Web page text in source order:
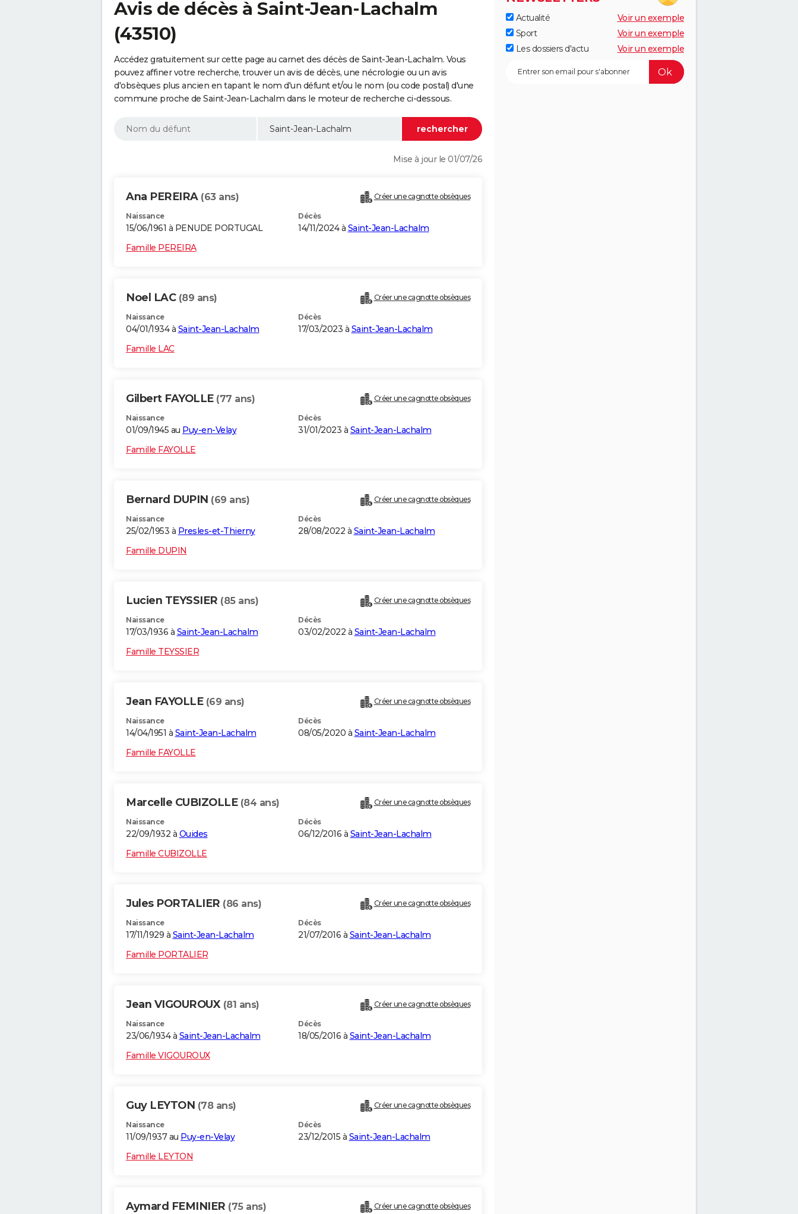
Avis de décès à Saint-Jean-Lachalm
(43510)
Accédez gratuitement sur cette page au carnet des décès de Saint-Jean-Lachalm. Vous
pouvez affiner votre recherche, trouver un avis de décès, une nécrologie ou un avis
d'obsèques plus ancien en tapant le nom d'un défunt et/ou le nom (ou code postal) d'une
commune proche de Saint-Jean-Lachalm dans le moteur de recherche ci-dessous.
Mise à jour le 01/07/26
Ana PEREIRA (63 ans) Créer une cagnotte obsèques
Naissance
15/06/1961 à PENUDE PORTUGAL
Décès
14/11/2024 à Saint-Jean-Lachalm
Famille PEREIRA
Noel LAC (89 ans) Créer une cagnotte obsèques
Naissance
04/01/1934 à Saint-Jean-Lachalm
Décès
17/03/2023 à Saint-Jean-Lachalm
Famille LAC
Gilbert FAYOLLE (77 ans) Créer une cagnotte obsèques
Naissance
01/09/1945 au Puy-en-Velay
Décès
31/01/2023 à Saint-Jean-Lachalm
Famille FAYOLLE
Bernard DUPIN (69 ans) Créer une cagnotte obsèques
Naissance
25/02/1953 à Presles-et-Thierny
Décès
28/08/2022 à Saint-Jean-Lachalm
Famille DUPIN
Lucien TEYSSIER (85 ans) Créer une cagnotte obsèques
Naissance
17/03/1936 à Saint-Jean-Lachalm
Décès
03/02/2022 à Saint-Jean-Lachalm
Famille TEYSSIER
Jean FAYOLLE (69 ans) Créer une cagnotte obsèques
Naissance
14/04/1951 à Saint-Jean-Lachalm
Décès
08/05/2020 à Saint-Jean-Lachalm
Famille FAYOLLE
Marcelle CUBIZOLLE (84 ans) Créer une cagnotte obsèques
Naissance
22/09/1932 à Ouides
Décès
06/12/2016 à Saint-Jean-Lachalm
Famille CUBIZOLLE
Jules PORTALIER (86 ans) Créer une cagnotte obsèques
Naissance
17/11/1929 à Saint-Jean-Lachalm
Décès
21/07/2016 à Saint-Jean-Lachalm
Famille PORTALIER
Jean VIGOUROUX (81 ans) Créer une cagnotte obsèques
Naissance
23/06/1934 à Saint-Jean-Lachalm
Décès
18/05/2016 à Saint-Jean-Lachalm
Famille VIGOUROUX
Guy LEYTON (78 ans) Créer une cagnotte obsèques
Naissance
11/09/1937 au Puy-en-Velay
Décès
23/12/2015 à Saint-Jean-Lachalm
Famille LEYTON
Aymard FEMINIER (75 ans) Créer une cagnotte obsèques
Actualité
Voir un exemple
Sport
Voir un exemple
Les dossiers d'actu
Voir un exemple